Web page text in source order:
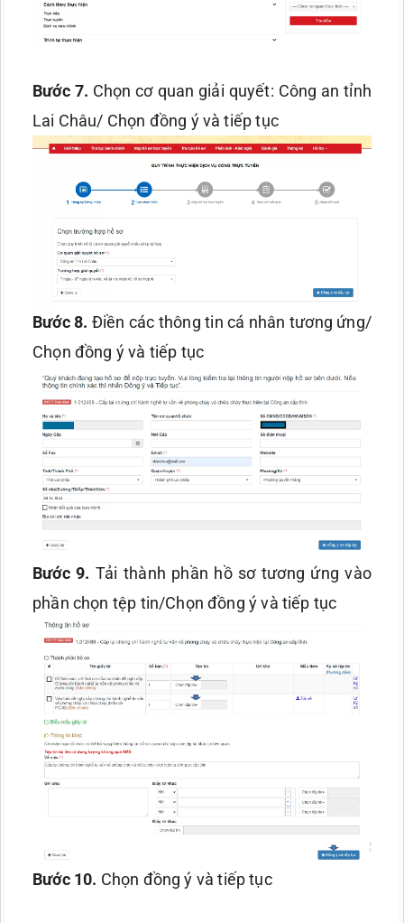
Bước 7. Chọn cơ quan giải quyết: Công an tỉnh
Lai Châu/ Chọn đồng ý và tiếp tục
Bước 8. Điền các thông tin cá nhân tương ứng/
Chọn đồng ý và tiếp tục
Bước 9. Tải thành phần hồ sơ tương ứng vào
phần chọn tệp tin/Chọn đồng ý và tiếp tục
Bước 10. Chọn đồng ý và tiếp tục